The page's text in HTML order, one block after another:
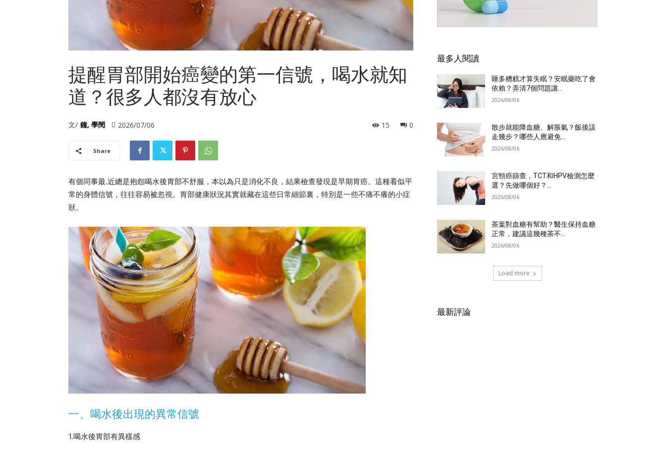
提醒胃部開始癌變的第一信號，喝水就知
道？很多人都沒有放心
文/ 鐘, 學閔 2026/07/06 0
15
Share
有個同事最.近總是抱怨喝水後胃部不舒服，本以為只是消化不良，結果檢查發現是早期胃癌。這種看似平
常的身體信號，往往容易被忽視。胃部健康狀況其實就藏在這些日常細節裏，特別是一些不痛不癢的小症
狀。
一、喝水後出現的異常信號
1.喝水後胃部有異樣感
最多人閱讀
睡多糟糕才算失眠？安眠藥吃了會
依賴？弄清7個問題讓...
2026/08/06
散步就能降血糖、解脹氣？飯後該
走幾步？哪些人應避免...
2026/08/06
宮頸癌篩查，TCT和HPV檢測怎麼
選？先做哪個好？...
2026/08/06
茶葉對血糖有幫助？醫生保持血糖
正常，建議這幾種茶不...
2026/08/06
Load more
最新評論